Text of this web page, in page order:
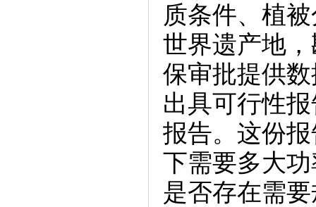
质条件、植
世界遗产地
保审批提供
出具可行性
报告。这份
下需要多大
是否存在需